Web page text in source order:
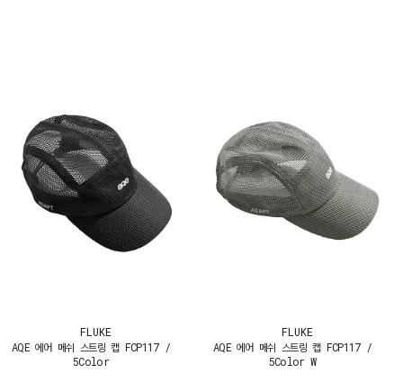
FLUKE
AQE 에어 메쉬 스트링 캡 FCP117 /
5Color
FLUKE
AQE 에어 메쉬 스트링 캡 FCP117 /
5Color W